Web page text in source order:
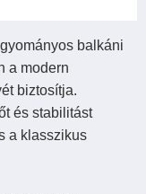
balkáni
a modern
biztosítja.
és stabilitást
a klasszikus